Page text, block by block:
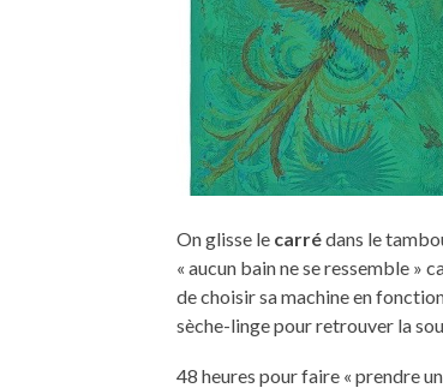
On glisse le carrédans le
« aucun bain ne se ressemble »
de choisir sa machine en
sèche-linge pour retrouver la
48 heures pour faire « prendre